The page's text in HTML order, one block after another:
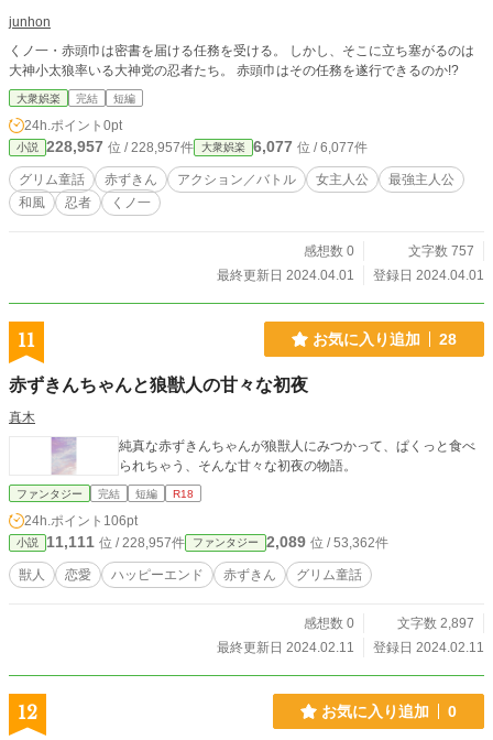
junhon
くノ一・赤頭巾は密書を届ける任務を受ける。 しかし、そこに立ち塞がるのは
大神小太狼率いる大神党の忍者たち。 赤頭巾はその任務を遂行できるのか!?
大衆娯楽 完結 短編
24h.ポイント 0pt
小説 228,957 位 / 228,957件 大衆娯楽 6,077 位 / 6,077件
グリム童話 赤ずきん アクション／バトル 女主人公
最強主人公
和風
忍者 くノ一
感想数 0
文字数 757
最終更新日 2024.04.01
登録日 2024.04.01
11 お気に入り追加 28
赤ずきんちゃんと狼獣人の甘々な初夜
真木
純真な赤ずきんちゃんが狼獣人にみつかって、ぱくっと食べ
られちゃう、そんな甘々な初夜の物語。
ファンタジー 完結 短編 R18
24h.ポイント 106pt
小説 11,111 位 / 228,957件 ファンタジー 2,089 位 / 53,362件
獣人 恋愛 ハッピーエンド 赤ずきん グリム童話
感想数 0
文字数 2,897
最終更新日 2024.02.11
登録日 2024.02.11
12 お気に入り追加 0